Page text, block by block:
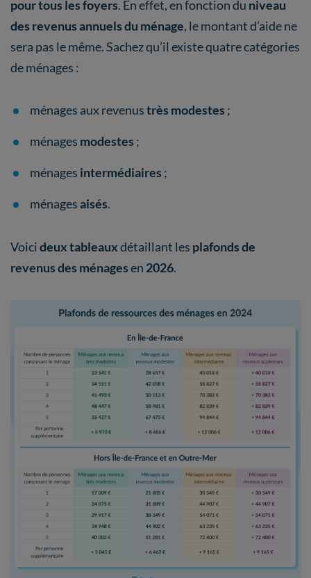
pour tous les foyers. En effet, en fonction du niveau
des revenus annuels du ménage, le montant d’aide ne
sera pas le même. Sachez qu’il existe quatre catégories
de ménages :
ménages aux revenustrès modestes ;
ménages modestes ;
ménages intermédiaires ;
ménagesaisés.
Voicideux tableauxdétaillant les plafonds de
revenus des ménagesen 2026.